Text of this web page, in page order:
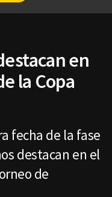
en
la Copa
fecha de la fase
destacan en el
de